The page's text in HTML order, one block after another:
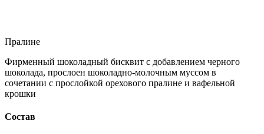
Пралине
Фирменный шоколадный бисквит с добавлением черного
шоколада, прослоен шоколадно-молочным муссом в
сочетании с прослойкой орехового пралине и вафельной
крошки
Состав